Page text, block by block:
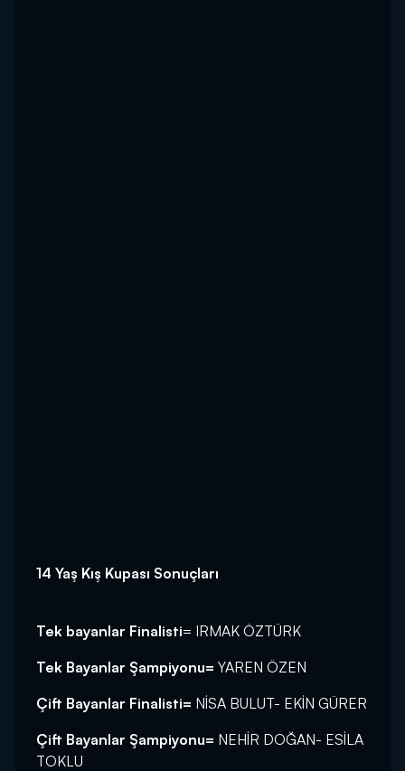
14 Yaş Kış Kupası Sonuçları
Tek bayanlar Finalisti= IRMAK ÖZTÜRK
Tek Bayanlar Şampiyonu= YAREN ÖZEN
Çift Bayanlar Finalisti= NİSA BULUT- EKİN GÜRER
Çift Bayanlar Şampiyonu= NEHİR DOĞAN- ESİLA
TOKLU